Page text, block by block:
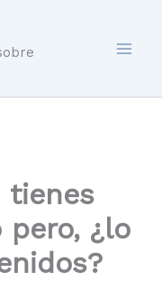
tienes
¿lo